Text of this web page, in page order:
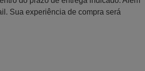
Sua experiência de compra será